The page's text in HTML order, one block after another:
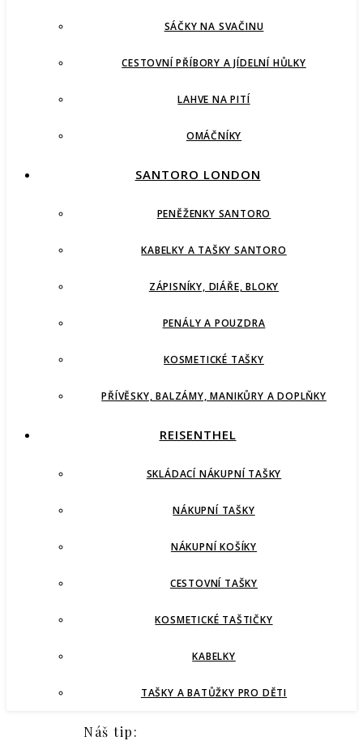
SÁČKY NA SVAČINU
CESTOVNÍ PŘÍBORY A JÍDELNÍ HŮLKY
LAHVE NA PITÍ
OMÁČNÍKY
SANTORO LONDON
PENĚŽENKY SANTORO
KABELKY A TAŠKY SANTORO
ZÁPISNÍKY, DIÁŘE, BLOKY
PENÁLY A POUZDRA
KOSMETICKÉ TAŠKY
PŘÍVĚSKY, BALZÁMY, MANIKŮRY A DOPLŇKY
REISENTHEL
SKLÁDACÍ NÁKUPNÍ TAŠKY
NÁKUPNÍ TAŠKY
NÁKUPNÍ KOŠÍKY
CESTOVNÍ TAŠKY
KOSMETICKÉ TAŠTIČKY
KABELKY
TAŠKY A BATŮŽKY PRO DĚTI
Náš tip: